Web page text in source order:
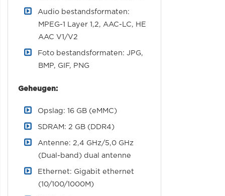
Audio bestandsformaten:
MPEG-1 Layer 1,2, AAC-LC, HE
AAC V1/V2
Foto bestandsformaten: JPG,
BMP, GIF, PNG
Geheugen:
Opslag: 16 GB (eMMC)
SDRAM: 2 GB (DDR4)
Antenne: 2,4 GHz/5,0 GHz
(Dual-band) dual antenne
Ethernet: Gigabit ethernet
(10/100/1000M)